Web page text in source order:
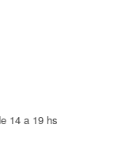
14 a 19 hs